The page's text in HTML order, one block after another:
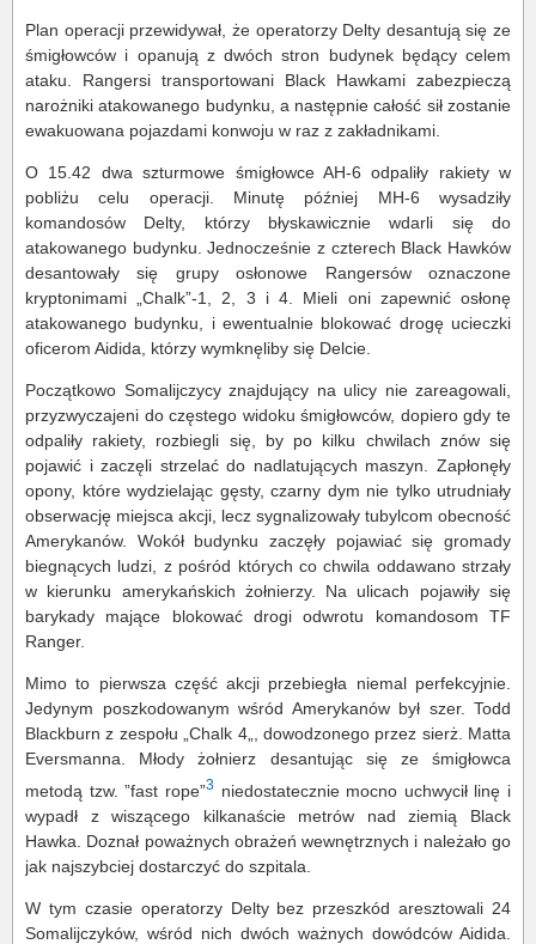
Plan operacji przewidywał, że operatorzy Delty desantują się ze
śmigłowców i opanują z dwóch stron budynek będący celem
ataku. Rangersi transportowani Black Hawkami zabezpieczą
narożniki atakowanego budynku, a następnie całość sił zostanie
ewakuowana pojazdami konwoju w raz z zakładnikami.
O 15.42 dwa szturmowe śmigłowce AH-6 odpaliły rakiety w
pobliżu celu operacji. Minutę później MH-6 wysadziły
komandosów Delty, którzy błyskawicznie wdarli się do
atakowanego budynku. Jednocześnie z czterech Black Hawków
desantowały się grupy osłonowe Rangersów oznaczone
kryptonimami „Chalk”-1, 2, 3 i 4. Mieli oni zapewnić osłonę
atakowanego budynku, i ewentualnie blokować drogę ucieczki
oficerom Aidida, którzy wymknęliby się Delcie.
Początkowo Somalijczycy znajdujący na ulicy nie zareagowali,
przyzwyczajeni do częstego widoku śmigłowców, dopiero gdy te
odpaliły rakiety, rozbiegli się, by po kilku chwilach znów się
pojawić i zaczęli strzelać do nadlatujących maszyn. Zapłonęły
opony, które wydzielając gęsty, czarny dym nie tylko utrudniały
obserwację miejsca akcji, lecz sygnalizowały tubylcom obecność
Amerykanów. Wokół budynku zaczęły pojawiać się gromady
biegnących ludzi, z pośród których co chwila oddawano strzały
w kierunku amerykańskich żołnierzy. Na ulicach pojawiły się
barykady mające blokować drogi odwrotu komandosom TF
Ranger.
Mimo to pierwsza część akcji przebiegła niemal perfekcyjnie.
Jedynym poszkodowanym wśród Amerykanów był szer. Todd
Blackburn z zespołu „Chalk 4„, dowodzonego przez sierż. Matta
Eversmanna. Młody żołnierz desantując się ze śmigłowca
metodą tzw. ”fast rope”3niedostatecznie mocno uchwycił linę i
wypadł z wiszącego kilkanaście metrów nad ziemią Black
Hawka. Doznał poważnych obrażeń wewnętrznych i należało go
jak najszybciej dostarczyć do szpitala.
W tym czasie operatorzy Delty bez przeszkód aresztowali 24
Somalijczyków, wśród nich dwóch ważnych dowódców Aidida.